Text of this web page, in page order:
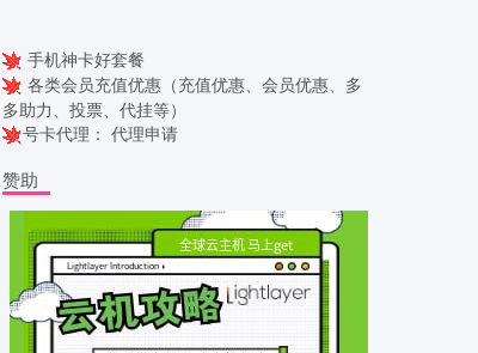
手机神卡好套餐
各类会员充值优惠（充值优惠、会员优惠、多
多助力、投票、代挂等）
号卡代理： 代理申请
赞助